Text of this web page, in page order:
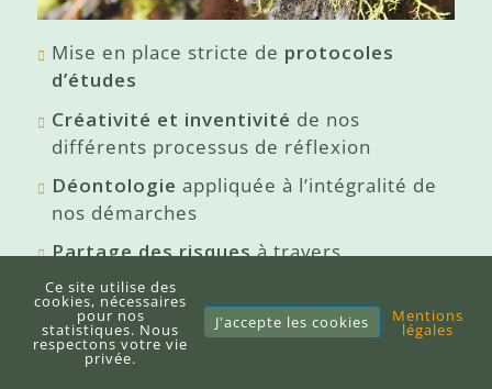
Mise en place stricte de protocoles
d’études
Créativité et inventivité de nos
différents processus de réflexion
Déontologie appliquée à l’intégralité de
nos démarches
Partage des risquesà travers
l’application de nouvelles techniques
Ce site utilise des
cookies, nécessaires
pour nos
statistiques. Nous
respectons votre vie
privée.
J'accepte les cookies Mentions
légales